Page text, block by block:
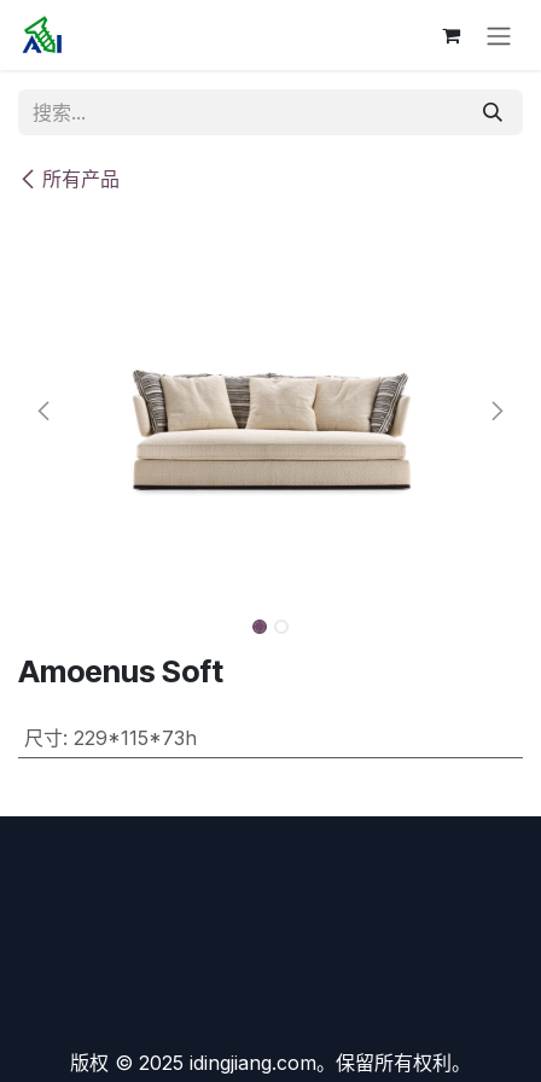
跳至内容
所有产品
Amoenus Soft
尺寸: 229*115*73h
版权 © 2025 idingjiang.com。保留所有权利。